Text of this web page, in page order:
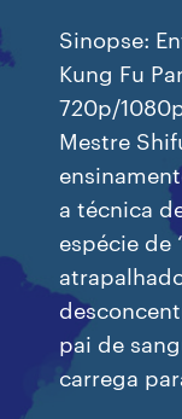
Sinopse:
Kung Fu
720p/
Mestre
a técnica
espécie de
pai de
carrega